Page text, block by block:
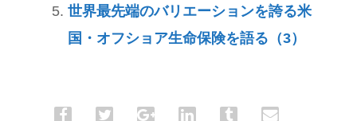
世界最先端のバリエーションを誇る米
国・オフショア生命保険を語る（3）